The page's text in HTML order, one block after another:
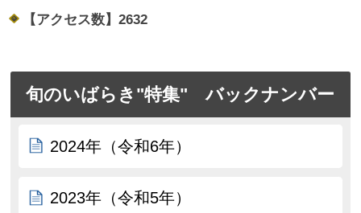
【アクセス数】 2632
旬のいばらき"特集" バックナンバー
2024年（令和6年）
2023年（令和5年）